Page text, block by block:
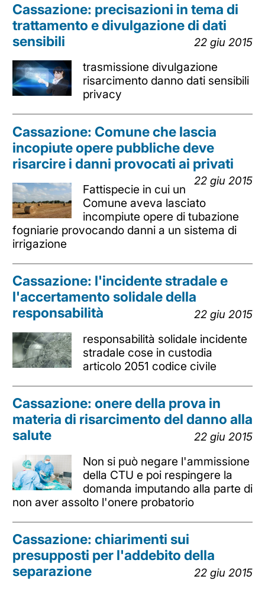
Cassazione: precisazioni in tema di
trattamento e divulgazione di dati
sensibili
22 giu 2015
trasmissione divulgazione
risarcimento danno dati sensibili
privacy
Cassazione: Comune che lascia
incopiute opere pubbliche deve
risarcire i danni provocati ai privati
22 giu 2015
Fattispecie in cui un
Comune aveva lasciato
incompiute opere di tubazione
fogniarie provocando danni a un sistema di
irrigazione
Cassazione: l'incidente stradale e
l'accertamento solidale della
responsabilità
22 giu 2015
responsabilità solidale incidente
stradale cose in custodia
articolo 2051 codice civile
Cassazione: onere della prova in
materia di risarcimento del danno alla
salute
22 giu 2015
Non si può negare l'ammissione
della CTU e poi respingere la
domanda imputando alla parte di
non aver assolto l'onere probatorio
Cassazione: chiarimenti sui
presupposti per l'addebito della
separazione
22 giu 2015